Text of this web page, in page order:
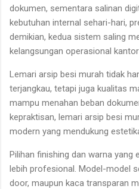
dokumen, sementara salinan
kebutuhan internal sehari-hari,
demikian, kedua sistem saling
kelangsungan operasional
Lemari arsip besi murah tidak
terjangkau, tetapi juga kualitas
mampu menahan beban
kepraktisan, lemari arsip besi
modern yang mendukung
Pilihan finishing dan warna
lebih profesional. Model-model
door, maupun kaca transparan